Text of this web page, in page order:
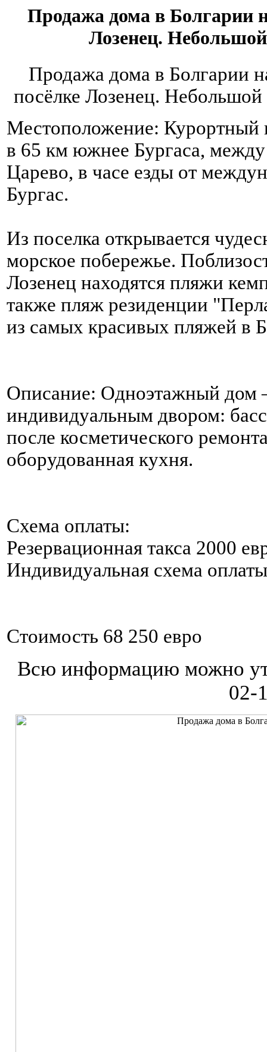
Продажа дома в Болгарии
Лозенец.
Продажа дома в Болгарии
посёлке Лозенец.
Местоположение: Курортный
в 65 км южнее Бургаса,
Царево, в часе езды от
Бургас.
Из поселка открывается
морское побережье.
Лозенец находятся пляжи
также пляж резиденции
из самых красивых пляжей в
Описание: Одноэтажный дом
индивидуальным двором:
после косметического
оборудованная кухня.
Схема оплаты:
Резервационная такса 2000
Индивидуальная схема
Стоимость 68 250 евро
Всю информацию можно
02-